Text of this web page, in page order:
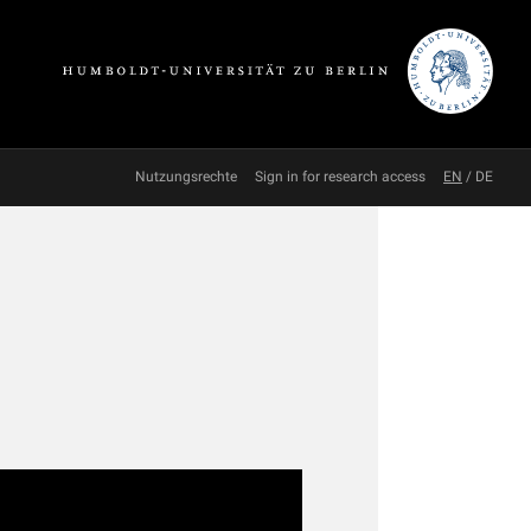
Nutzungsrechte Sign in for research access EN / DE